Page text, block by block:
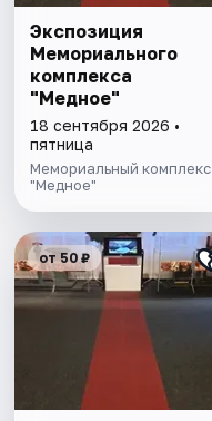
Экспозиция
Мемориального
комплекса
"Медное"
18 сентября 2026 •
пятница
Мемориальный комплекс
"Медное"
от 50 ₽